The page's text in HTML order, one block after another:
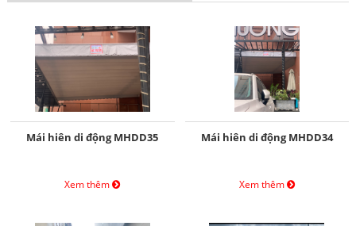
Mái hiên di động MHDD35
Xem thêm
Mái hiên di động MHDD34
Xem thêm